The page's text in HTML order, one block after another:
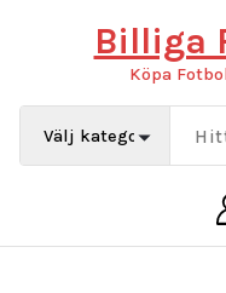
Billiga
Köpa